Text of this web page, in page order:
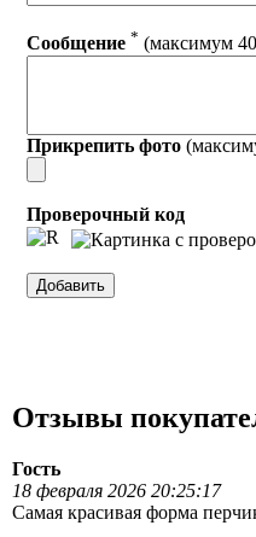
Сообщение * (максимум
Прикрепить фото
Проверочный код
Отзывы
Гость
18 февраля 2026 20:25:17
Самая красивая форма